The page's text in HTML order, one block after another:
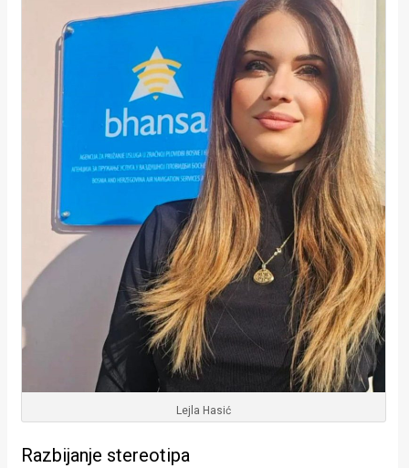
Lejla Hasić
Razbijanje stereotipa